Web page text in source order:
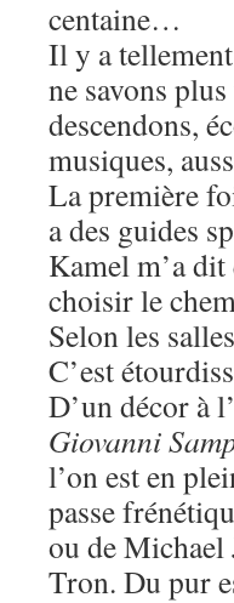
centaine…
Il y a
ne savons
descendons,
musiques,
La première
a des guides
Kamel m’a
choisir le
Selon les
C’est
D’un décor à
Giovanni
l’on est en
passe
ou de Michael
Tron. Du pur